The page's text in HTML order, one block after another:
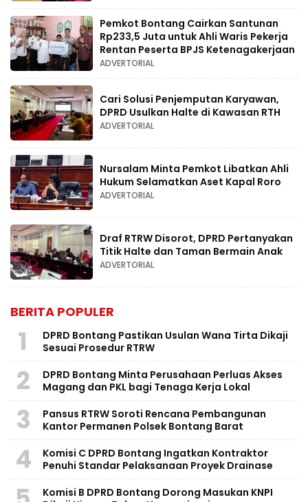
Pemkot Bontang Cairkan Santunan
Rp233,5 Juta untuk Ahli Waris Pekerja
Rentan Peserta BPJS Ketenagakerjaan
ADVERTORIAL
Cari Solusi Penjemputan Karyawan,
DPRD Usulkan Halte di Kawasan RTH
ADVERTORIAL
Nursalam Minta Pemkot Libatkan Ahli
Hukum Selamatkan Aset Kapal Roro
ADVERTORIAL
Draf RTRW Disorot, DPRD Pertanyakan
Titik Halte dan Taman Bermain Anak
ADVERTORIAL
BERITA POPULER
1
DPRD Bontang Pastikan Usulan Wana Tirta Dikaji
Sesuai Prosedur RTRW
2
DPRD Bontang Minta Perusahaan Perluas Akses
Magang dan PKL bagi Tenaga Kerja Lokal
3
Pansus RTRW Soroti Rencana Pembangunan
Kantor Permanen Polsek Bontang Barat
4
Komisi C DPRD Bontang Ingatkan Kontraktor
Penuhi Standar Pelaksanaan Proyek Drainase
Komisi B DPRD Bontang Dorong Masukan KNPI